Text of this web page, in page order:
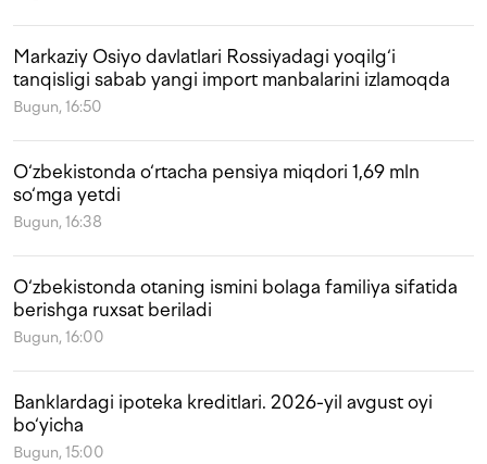
Markaziy Osiyo davlatlari Rossiyadagi yoqilg‘i
tanqisligi sabab yangi import manbalarini izlamoqda
Bugun, 16:50
O‘zbekistonda o‘rtacha pensiya miqdori 1,69 mln
so‘mga yetdi
Bugun, 16:38
O‘zbekistonda otaning ismini bolaga familiya sifatida
berishga ruxsat beriladi
Bugun, 16:00
Banklardagi ipoteka kreditlari. 2026-yil avgust oyi
bo‘yicha
Bugun, 15:00